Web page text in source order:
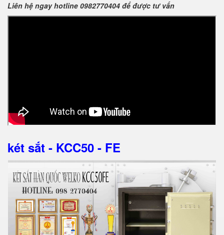
Liên hệ ngay hotline 0982770404 để được tư vấn
két sắt - KCC50 - FE